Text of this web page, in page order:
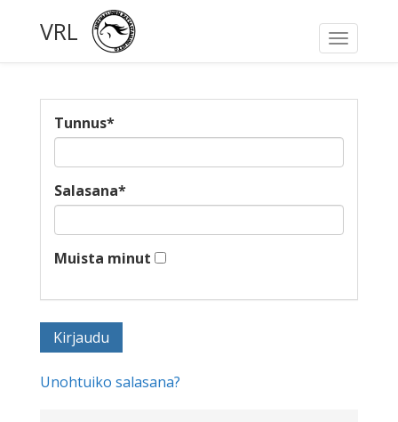
Toggle
VRL
Tunnus*
Salasana*
Muista minut
Unohtuiko salasana?